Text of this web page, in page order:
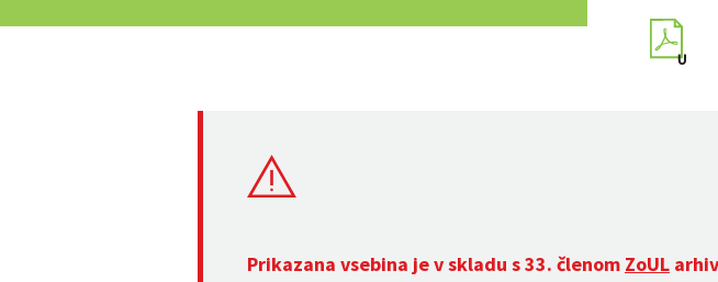
Prikazana vsebina je v skladu s 33. členom ZoUL